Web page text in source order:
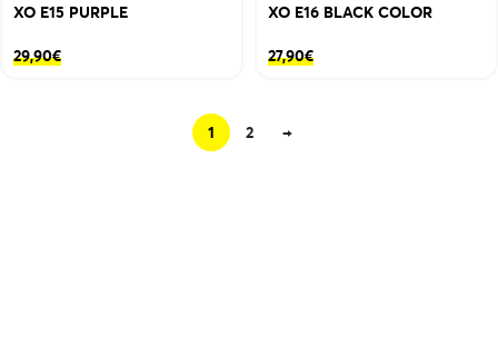
XO E15 PURPLE
29,90€
XO E16 BLACK COLOR
27,90€
1 2 →